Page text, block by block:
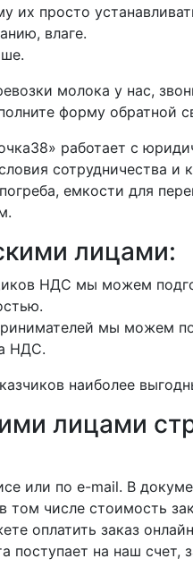
их просто
влаге.
молока у нас,
форму обратной
работает с
сотрудничества и
емкости для
лицами:
НДС мы можем
мы можем
НДС.
наиболее
лицами
или по e-mail. В
том числе стоимость
оплатить заказ
поступает на наш счет,